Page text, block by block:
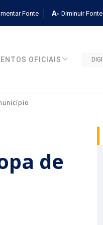
Fonte Diminuir Fonte
OFICIAIS
de